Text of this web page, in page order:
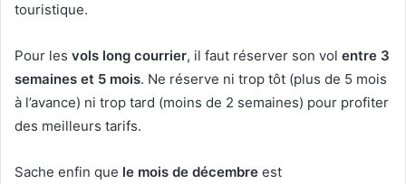
touristique.
Pour les vols long courrier, il faut réserver son vol entre 3
semaines et 5 mois. Ne réserve ni trop tôt (plus de 5 mois
à l’avance) ni trop tard (moins de 2 semaines) pour profiter
des meilleurs tarifs.
Sache enfin que le mois de décembre est